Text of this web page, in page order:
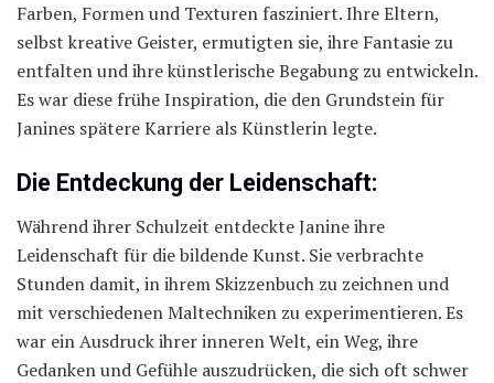
Farben, Formen und Texturen fasziniert. Ihre Eltern,
selbst kreative Geister, ermutigten sie, ihre Fantasie zu
entfalten und ihre künstlerische Begabung zu entwickeln.
Es war diese frühe Inspiration, die den Grundstein für
Janines spätere Karriere als Künstlerin legte.
Die Entdeckung der Leidenschaft:
Während ihrer Schulzeit entdeckte Janine ihre
Leidenschaft für die bildende Kunst. Sie verbrachte
Stunden damit, in ihrem Skizzenbuch zu zeichnen und
mit verschiedenen Maltechniken zu experimentieren. Es
war ein Ausdruck ihrer inneren Welt, ein Weg, ihre
Gedanken und Gefühle auszudrücken, die sich oft schwer